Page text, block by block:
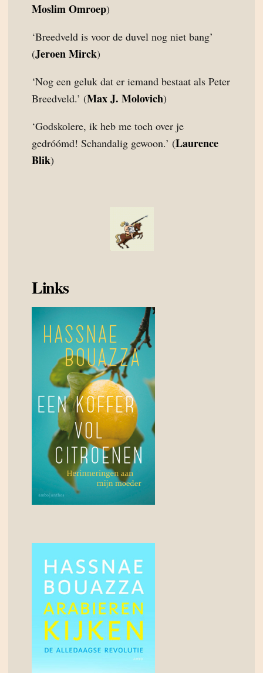
Moslim Omroep)
‘Breedveld is voor de duvel nog niet bang’
(Jeroen Mirck)
‘Nog een geluk dat er iemand bestaat als Peter
Breedveld.’ (Max J. Molovich)
‘Godskolere, ik heb me toch over je
gedróómd! Schandalig gewoon.’ (Laurence
Blik)
Links